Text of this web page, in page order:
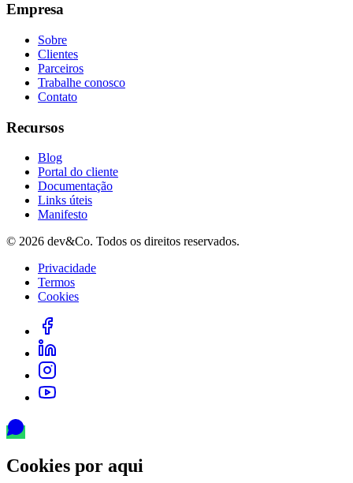
Empresa
Sobre
Clientes
Parceiros
Trabalhe conosco
Contato
Recursos
Blog
Portal do cliente
Documentação
Links úteis
Manifesto
© 2026 dev&Co. Todos os direitos reservados.
Privacidade
Termos
Cookies
Cookies por aqui